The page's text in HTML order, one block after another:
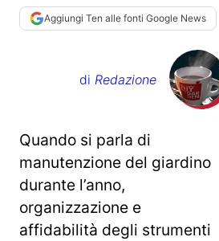
Aggiungi Ten alle fonti Google News
di Redazione
Quando si parla di
manutenzione del giardino
durante l’anno,
organizzazione e
affidabilità degli strumenti